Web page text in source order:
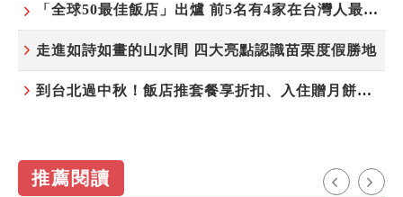
「全球50最佳飯店」出爐 前5名有4家在台灣人最常去的城市！
走進如詩如畫的山水間 四大亮點認識苗栗度假勝地
到台北過中秋！飯店推套餐享折扣、入住贈月餅禮盒
推薦閱讀